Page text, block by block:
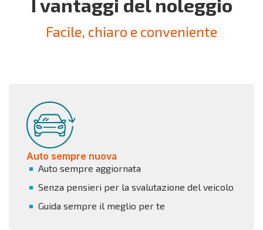
I vantaggi del noleggio
Facile, chiaro e conveniente
Auto sempre nuova
Auto sempre aggiornata
Senza pensieri per la svalutazione del veicolo
Guida sempre il meglio per te